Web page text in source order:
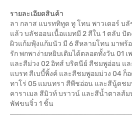
รายละเอียดสินค้า
ลา กลาส แบรททิทูด ทู โทน พาวเดอร์ บ
แล้ว บลัชออนเนื้อแมทมี 2 สีใน 1 ตลับ ปั
ผิวแก้มฟุ้งแก้มนัว มี 6 สีหลายโทน มาพ
รัก พกพาง่ายหยิบเติมได้ตลอดทั้งวัน 01
และสีม่วง 02 อิทส์ บริตนีย์ สีชมพูอ่อน แ
แบรท สีเบบี้พิ้งค์ และสีชมพูอมม่วง 04 ก็
ทาโร่ 05 แมนทรา สีพีชอ่อน และสีนู้ดชม
คาราเมล สีมิวท์ บราวน์ และสีน้ำตาลส้
พัฟขนจิ๋ว 1 ชิ้น